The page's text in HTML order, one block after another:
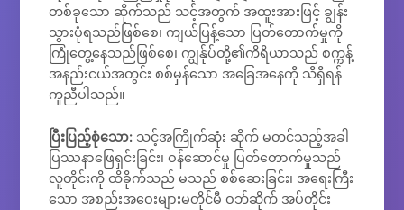
တစ်ခုသော ဆိုက်သည် သင့်အတွက် အထူးအားဖြင့် ချွန်း
သွားပုံရသည်ဖြစ်စေ၊ ကျယ်ပြန့်သော ပြတ်တောက်မှုကို
ကြုံတွေ့နေသည်ဖြစ်စေ၊ ကျွန်ုပ်တို့၏ကိရိယာသည် စက္ကန့်
အနည်းငယ်အတွင်း စစ်မှန်သော အခြေအနေကို သိရှိရန်
ကူညီပါသည်။
ပြီးပြည့်စုံသော: သင့်အကြိုက်ဆုံး ဆိုက် မတင်သည့်အခါ
ပြဿနာဖြေရှင်းခြင်း၊ ဝန်ဆောင်မှု ပြတ်တောက်မှုသည်
လူတိုင်းကို ထိခိုက်သည် မသည် စစ်ဆေးခြင်း၊ အရေးကြီး
သော အစည်းအဝေးများမတိုင်မီ ဝဘ်ဆိုက် အပ်တိုင်း